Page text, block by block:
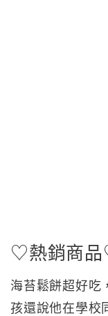
♡熱銷商
海苔鬆餅超好吃
孩還說他在學校